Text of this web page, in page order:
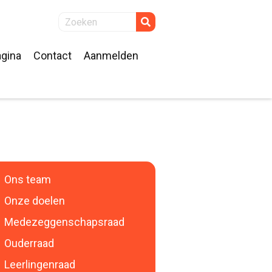
Contact
Aanmelden
Ons team
Onze doelen
Medezeggenschapsraad
Ouderraad
Leerlingenraad